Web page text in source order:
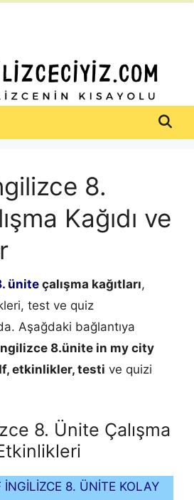
8.
Kağıdı ve
ünite çalışma kağıtları,
test ve quiz
Aşağdaki bağlantıya
ingilizce 8.ünite in my city
etkinlikler, testi ve quizi
8. Ünite Çalışma
İNGİLİZCE 8. ÜNİTE KOLAY